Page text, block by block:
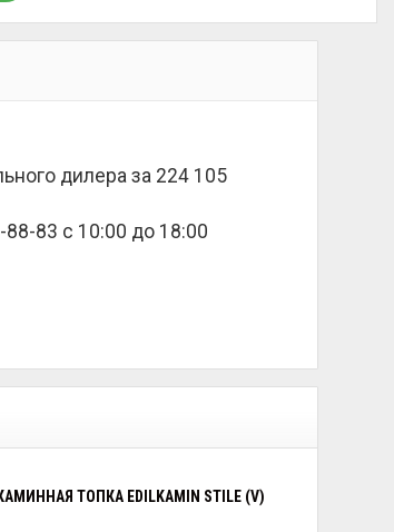
дилера за 224 105
83 с 10:00 до 18:00
КАМИННАЯ ТОПКА EDILKAMIN STILE (V)